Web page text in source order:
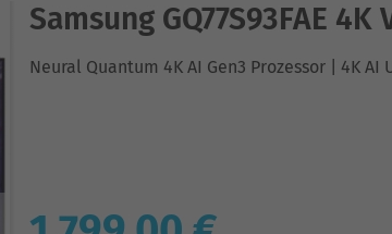
Samsung GQ77S93FAE
Neural Quantum 4K AI Gen3 Prozessor | 4K